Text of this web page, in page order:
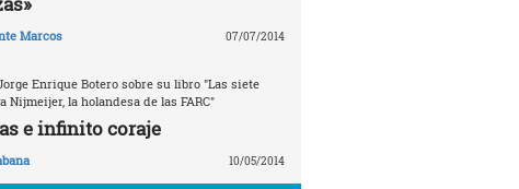
Marcos 07/07/2014
Enrique Botero sobre su libro "Las siete
Nijmeijer, la holandesa de las FARC"
e infinito coraje
10/05/2014